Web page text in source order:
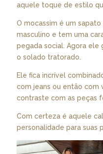
aquele toque de estilo
O mocassim é um
masculino e tem uma
pegada social. Agora ele
o solado tratorado.
Ele fica incrível
com jeans ou então com
contraste com as peças
Com certeza é aquele
personalidade para suas